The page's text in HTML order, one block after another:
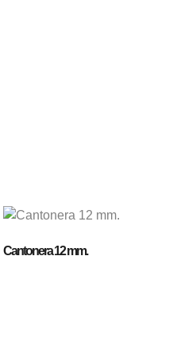
Cantonera 12 mm.